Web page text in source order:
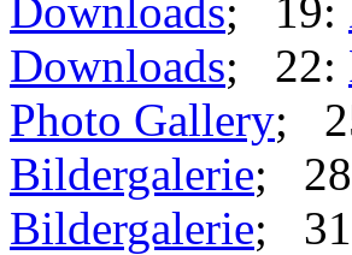
Downloads; 19:
Downloads; 22:
Photo Gallery;
Bildergalerie;
Bildergalerie;